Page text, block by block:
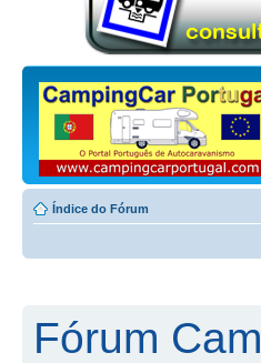
Índice do Fórum
Fórum